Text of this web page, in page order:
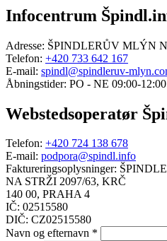
Infocentrum
Adresse: ŠPINDLERŮV MLÝN
Telefon: +420 733 642 167
E-mail: spindl@spindleruv-
Åbningstider: PO - NE 09:00-
+
Webstedsoperatør
Telefon: +420 724 138 678
E-mail: podpora@spindl.info
Faktureringsoplysninger:
NA STRŽI 2097/63, KRČ
140 00, PRAHA 4
IČ: 02515580
DIČ: CZ02515580
Navn og efternavn *